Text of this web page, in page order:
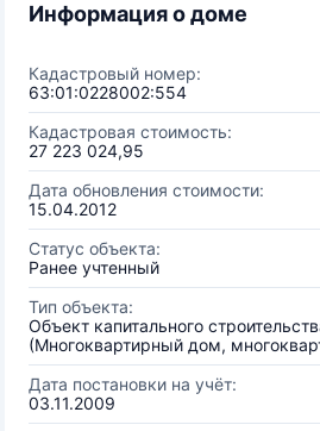
Информация о доме
Кадастровый номер:
63:01:0228002:554
Кадастровая стоимость:
27 223 024,95
Дата обновления стоимости:
15.04.2012
Статус объекта:
Ранее учтенный
Тип объекта:
Объект капитального
(Многоквартирный дом,
Дата постановки на учёт:
03.11.2009